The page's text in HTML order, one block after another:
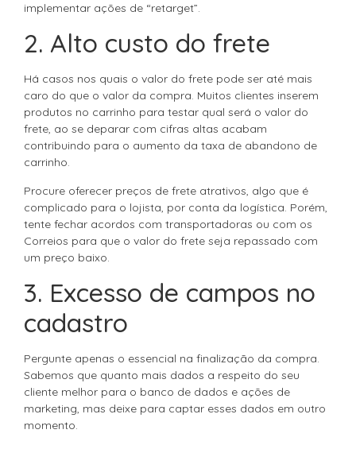
implementar ações de “retarget”.
2. Alto custo do frete
Há casos nos quais o valor do frete pode ser até mais
caro do que o valor da compra. Muitos clientes inserem
produtos no carrinho para testar qual será o valor do
frete, ao se deparar com cifras altas acabam
contribuindo para o aumento da taxa de abandono de
carrinho.
Procure oferecer preços de frete atrativos, algo que é
complicado para o lojista, por conta da logística. Porém,
tente fechar acordos com transportadoras ou com os
Correios para que o valor do frete seja repassado com
um preço baixo.
3. Excesso de campos no
cadastro
Pergunte apenas o essencial na finalização da compra.
Sabemos que quanto mais dados a respeito do seu
cliente melhor para o banco de dados e ações de
marketing, mas deixe para captar esses dados em outro
momento.